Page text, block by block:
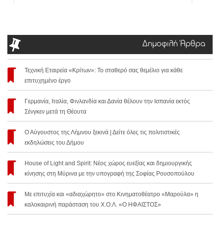
Δημοφιλή Άρθρα
Τεχνική Εταιρεία «Κρίτων»: Το σταθερό σας θεμέλιο για κάθε
επιτυχημένο έργο
Γερμανία, Ιταλία, Φινλανδία και Δανία θέλουν την Ισπανία εκτός
Σένγκεν μετά τη Θέουτα
Ο Αύγουστος της Λήμνου ξεκινά | Δείτε όλες τις πολιτιστικές
εκδηλώσεις του Δήμου
House of Light and Spirit: Νέος χώρος ευεξίας και δημιουργικής
κίνησης στη Μύρινα με την υπογραφή της Σοφίας Ρουσοπούλου
Με επιτυχία και «αδιαχώρητο» στο Κινηματοθέατρο «Μαρούλα» η
καλοκαιρινή παράσταση του Χ.Ο.Λ. «Ο ΗΦΑΙΣΤΟΣ»